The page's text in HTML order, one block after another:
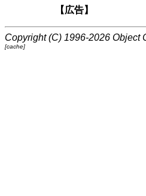
【広告】
Copyright (C) 1996-2026 Object
[cache]